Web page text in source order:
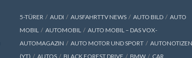
5-TÜRER AUDI AUSFAHRTTV NEWS AUTO BILD
AUTO
MOBIL
AUTOMOBIL
AUTO MOBIL – DAS VOX-
AUTOMAGAZIN
AUTO MOTOR UND SPORT
AUTONOTIZEN
(YT)
AUTOS BLACK FOREST DRIVE BMW CAR